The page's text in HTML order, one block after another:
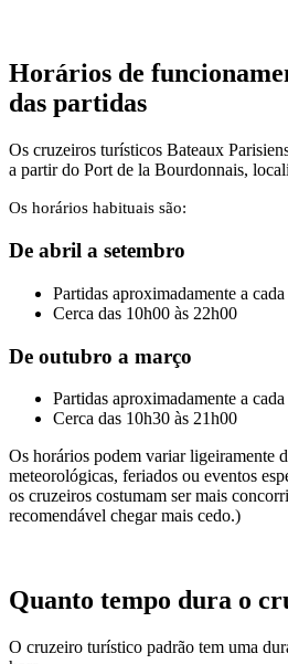
Horários de
das partidas
Os cruzeiros turísticos Bateaux
a partir do Port de la Bourdonnais,
Os horários habituais são:
De abril a setembro
Partidas aproximadamente a
Cerca das 10h00 às 22h00
De outubro a março
Partidas aproximadamente a
Cerca das 10h30 às 21h00
Os horários podem variar ligeiramente
meteorológicas, feriados ou eventos
os cruzeiros costumam ser mais
recomendável chegar mais cedo.)
Quanto tempo dura o
O cruzeiro turístico padrão tem uma